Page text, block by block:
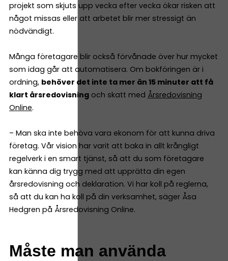
projekt som skjuts upp vecka efter vecka ökar risken att
något missas eller att arbetet blir mer stressigt än
nödvändigt.
Många företagare blir också förvånade över hur mycket
som idag går att automatisera. Om bokföringen är i
ordning, behöver det inte ta mer än 15 minuter att få
klart årsredovisning och skatt med Årsredovisning
Online.
– Man ska inte behöva vara ekonom för att kunna driva
företag. Vår vision har varit att baka in allt krångligt
regelverk i en smart tjänst, så att du som företagare
kan känna dig trygg med att upprätta din egen
årsredovisning och deklaration. Vi har koll på reglerna,
så att du kan ha koll på din verksamhet, säger Åsa
Hedgren på Årsredovisning Online.
Måste man använda